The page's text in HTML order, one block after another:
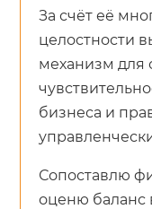
За счёт её
целостности
механизм для
бизнеса и
Сопоставлю
оценю баланс